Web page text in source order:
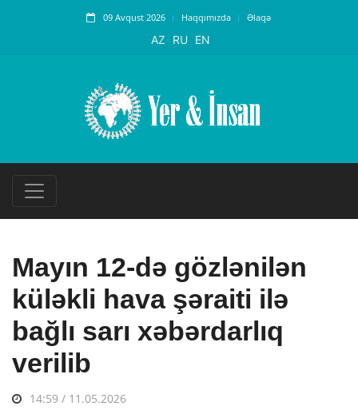
09 Avqust 2026 Haqqımızda Əlaqə
AZ RU EN
Mayın 12-də gözlənilən
küləkli hava şəraiti ilə
bağlı sarı xəbərdarlıq
verilib
14:59 / 11.05.2026